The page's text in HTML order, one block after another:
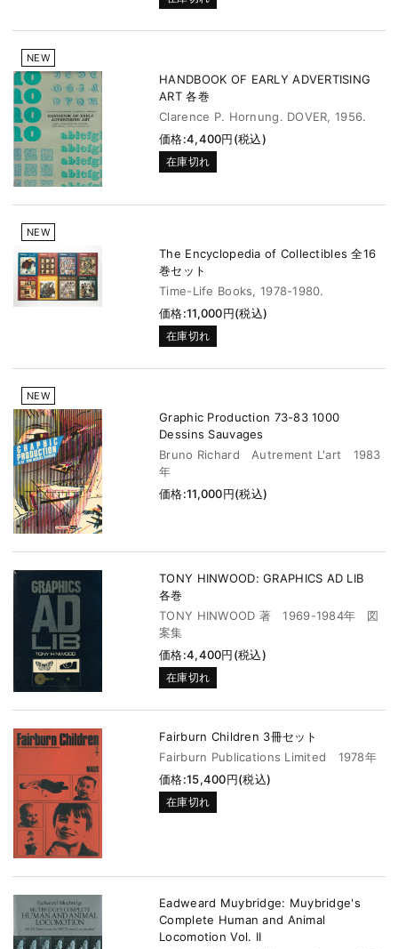
NEW
HANDBOOK OF EARLY ADVERTISING
ART 各巻
Clarence P. Hornung. DOVER, 1956.
価格:4,400円(税込)
在庫切れ
NEW
The Encyclopedia of Collectibles 全16
巻セット
Time-Life Books, 1978-1980.
価格:11,000円(税込)
在庫切れ
NEW
Graphic Production 73-83 1000
Dessins Sauvages
Bruno Richard Autrement L'art 1983
年
価格:11,000円(税込)
TONY HINWOOD: GRAPHICS AD LIB
各巻
TONY HINWOOD 著 1969-1984年 図
案集
価格:4,400円(税込)
在庫切れ
Fairburn Children 3冊セット
Fairburn Publications Limited 1978年
価格:15,400円(税込)
在庫切れ
Eadweard Muybridge: Muybridge's
Complete Human and Animal
Locomotion Vol. II